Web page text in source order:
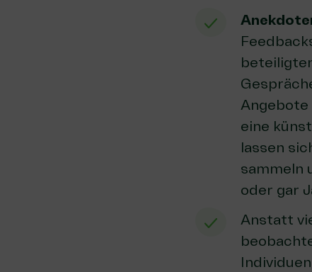
Angebote
eine
lassen
sammeln
oder gar
Anstatt